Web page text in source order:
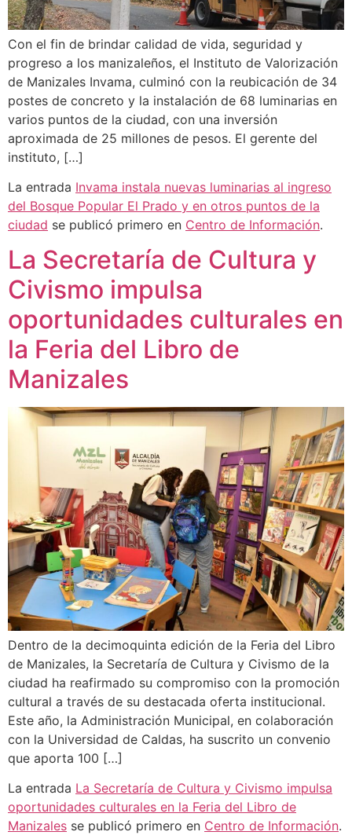
Con el fin de brindar calidad de vida, seguridad y
progreso a los manizaleños, el Instituto de Valorización
de Manizales Invama, culminó con la reubicación de 34
postes de concreto y la instalación de 68 luminarias en
varios puntos de la ciudad, con una inversión
aproximada de 25 millones de pesos. El gerente del
instituto, […]
La entrada Invama instala nuevas luminarias al ingreso
del Bosque Popular El Prado y en otros puntos de la
ciudad se publicó primero en Centro de Información.
La Secretaría de Cultura y
Civismo impulsa
oportunidades culturales en
la Feria del Libro de
Manizales
Dentro de la decimoquinta edición de la Feria del Libro
de Manizales, la Secretaría de Cultura y Civismo de la
ciudad ha reafirmado su compromiso con la promoción
cultural a través de su destacada oferta institucional.
Este año, la Administración Municipal, en colaboración
con la Universidad de Caldas, ha suscrito un convenio
que aporta 100 […]
La entrada La Secretaría de Cultura y Civismo impulsa
oportunidades culturales en la Feria del Libro de
Manizales se publicó primero en Centro de Información.